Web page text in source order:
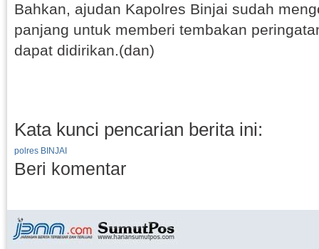
Bahkan, ajudan Kapolres Binjai sudah
panjang untuk memberi tembakan
dapat didirikan.(dan)
Kata kunci pencarian berita ini:
polres BINJAI
Beri komentar